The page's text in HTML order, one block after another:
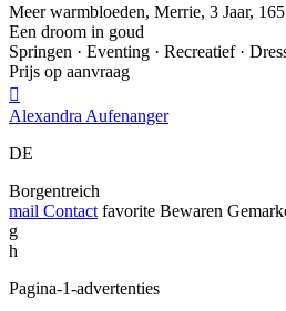
Meer warmbloeden, Merrie, 3 Jaar,
Een droom in goud
Springen · Eventing · Recreatief ·
Prijs op aanvraag

Alexandra Aufenanger
DE
Borgentreich
mail Contact favorite Bewaren
g
h
Pagina-1-advertenties